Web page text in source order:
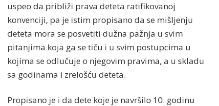
uspeo da približi prava deteta ratifikovanoj
konvenciji, pa je istim propisano da se mišljenju
deteta mora se posvetiti dužna pažnja u svim
pitanjima koja ga se tiču i u svim postupcima u
kojima se odlučuje o njegovim pravima, a u skladu
sa godinama i zrelošću deteta.
Propisano je i da dete koje je navršilo 10. godinu